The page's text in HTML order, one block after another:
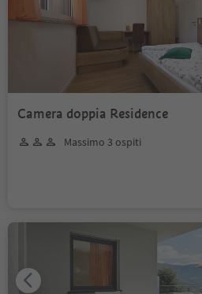
Camera doppia Residence
Massimo 3 ospiti